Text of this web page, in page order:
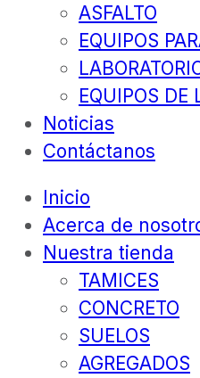
ASFALTO
EQUIPOS
EQUIPOS DE
Noticias
Contáctanos
Inicio
Acerca de
Nuestra tienda
TAMICES
CONCRETO
SUELOS
AGREGADOS